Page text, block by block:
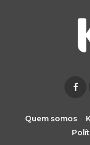
Quem somos